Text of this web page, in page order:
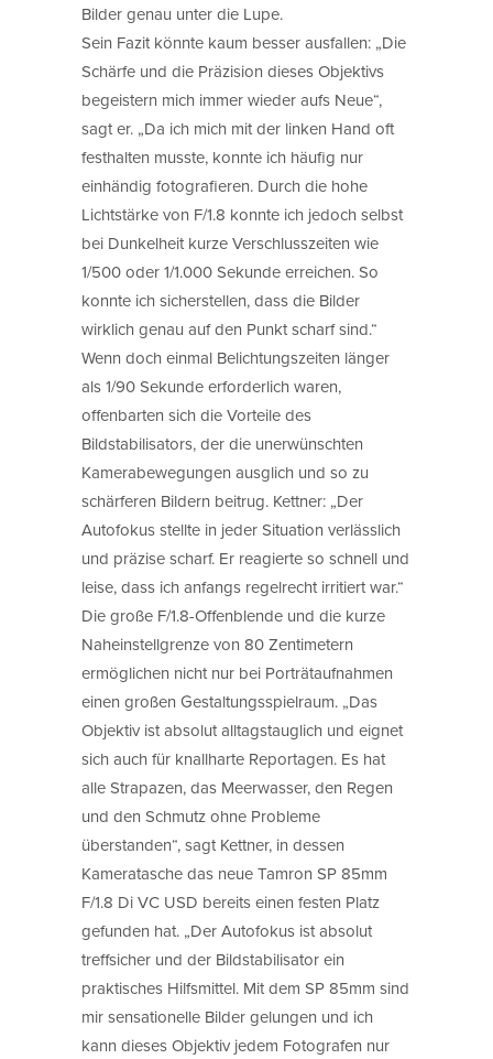
Bilder genau unter die Lupe.
Sein Fazit könnte kaum besser ausfallen: „Die
Schärfe und die Präzision dieses Objektivs
begeistern mich immer wieder aufs Neue“,
sagt er. „Da ich mich mit der linken Hand oft
festhalten musste, konnte ich häufig nur
einhändig fotografieren. Durch die hohe
Lichtstärke von F/1.8 konnte ich jedoch selbst
bei Dunkelheit kurze Verschlusszeiten wie
1/500 oder 1/1.000 Sekunde erreichen. So
konnte ich sicherstellen, dass die Bilder
wirklich genau auf den Punkt scharf sind.“
Wenn doch einmal Belichtungszeiten länger
als 1/90 Sekunde erforderlich waren,
offenbarten sich die Vorteile des
Bildstabilisators, der die unerwünschten
Kamerabewegungen ausglich und so zu
schärferen Bildern beitrug. Kettner: „Der
Autofokus stellte in jeder Situation verlässlich
und präzise scharf. Er reagierte so schnell und
leise, dass ich anfangs regelrecht irritiert war.“
Die große F/1.8-Offenblende und die kurze
Naheinstellgrenze von 80 Zentimetern
ermöglichen nicht nur bei Porträtaufnahmen
einen großen Gestaltungsspielraum. „Das
Objektiv ist absolut alltagstauglich und eignet
sich auch für knallharte Reportagen. Es hat
alle Strapazen, das Meerwasser, den Regen
und den Schmutz ohne Probleme
überstanden“, sagt Kettner, in dessen
Kameratasche das neue Tamron SP 85mm
F/1.8 Di VC USD bereits einen festen Platz
gefunden hat. „Der Autofokus ist absolut
treffsicher und der Bildstabilisator ein
praktisches Hilfsmittel. Mit dem SP 85mm sind
mir sensationelle Bilder gelungen und ich
kann dieses Objektiv jedem Fotografen nur